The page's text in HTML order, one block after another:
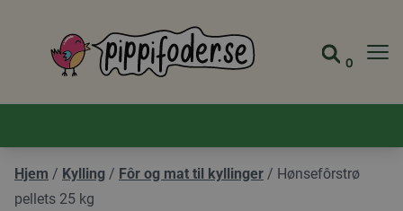
Pippifoder logo Gå til
Vis
0
Hjem / Kylling / Fôr og mat til kyllinger / Hønsefôrstrø
pellets 25 kg